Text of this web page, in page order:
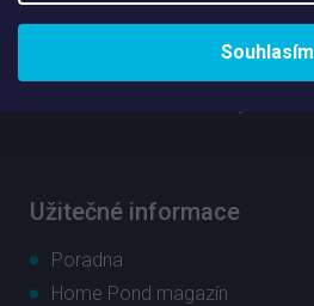
Souhlasím
Užitečné informace
Poradna
Home Pond magazín